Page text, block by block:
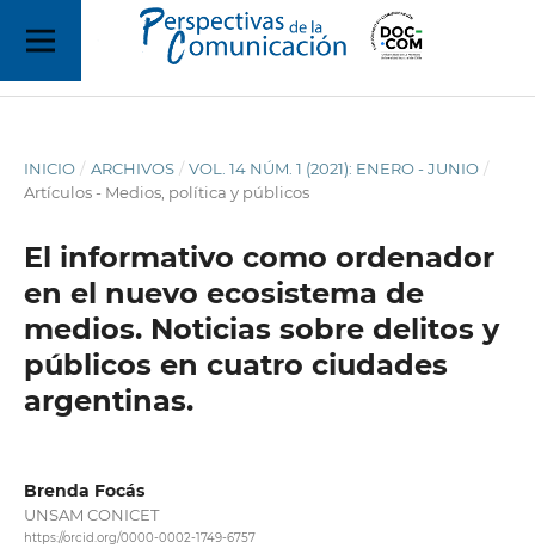
INICIO / ARCHIVOS / VOL. 14 NÚM. 1 (2021): ENERO - JUNIO /
Artículos - Medios, política y públicos
El informativo como ordenador
en el nuevo ecosistema de
medios. Noticias sobre delitos y
públicos en cuatro ciudades
argentinas.
Brenda Focás
UNSAM CONICET
https://orcid.org/0000-0002-1749-6757